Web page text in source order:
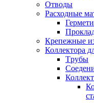
Отводы
Расходные
Крепежные
Коллектора
Tрубы